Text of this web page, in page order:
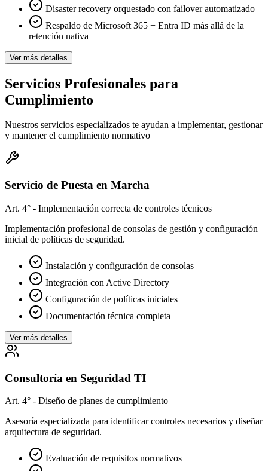
Disaster recovery orquestado con failover automatizado
Respaldo de Microsoft 365 + Entra ID más allá de la
retención nativa
Ver más detalles
Servicios Profesionales para
Cumplimiento
Nuestros servicios especializados te ayudan a implementar, gestionar
y mantener el cumplimiento normativo
Servicio de Puesta en Marcha
Art. 4° - Implementación correcta de controles técnicos
Implementación profesional de consolas de gestión y configuración
inicial de políticas de seguridad.
Instalación y configuración de consolas
Integración con Active Directory
Configuración de políticas iniciales
Documentación técnica completa
Ver más detalles
Consultoría en Seguridad TI
Art. 4° - Diseño de planes de cumplimiento
Asesoría especializada para identificar controles necesarios y diseñar
arquitectura de seguridad.
Evaluación de requisitos normativos